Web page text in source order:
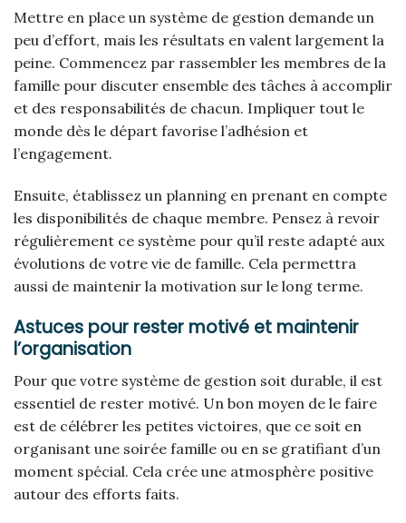
Mettre en place un système de gestion demande un
peu d’effort, mais les résultats en valent largement la
peine. Commencez par rassembler les membres de la
famille pour discuter ensemble des tâches à accomplir
et des responsabilités de chacun. Impliquer tout le
monde dès le départ favorise l’adhésion et
l’engagement.
Ensuite, établissez un planning en prenant en compte
les disponibilités de chaque membre. Pensez à revoir
régulièrement ce système pour qu’il reste adapté aux
évolutions de votre vie de famille. Cela permettra
aussi de maintenir la motivation sur le long terme.
Astuces pour rester motivé et maintenir
l’organisation
Pour que votre système de gestion soit durable, il est
essentiel de rester motivé. Un bon moyen de le faire
est de célébrer les petites victoires, que ce soit en
organisant une soirée famille ou en se gratifiant d’un
moment spécial. Cela crée une atmosphère positive
autour des efforts faits.